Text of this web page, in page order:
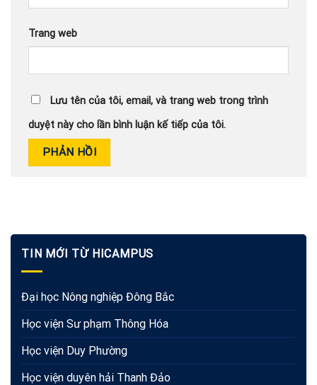
Trang web
Lưu tên của tôi, email, và trang web trong trình
duyệt này cho lần bình luận kế tiếp của tôi.
TIN MỚI TỪ HICAMPUS
Đại học Nông nghiệp Đông Bắc
Học viện Sư phạm Thông Hóa
Học viện Duy Phường
Học viện duyên hải Thanh Đảo